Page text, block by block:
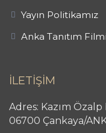
Yayın Politikamız
Anka Tanıtım Filmi
İLETİŞİM
Adres: Kazım
06700 Çankaya/